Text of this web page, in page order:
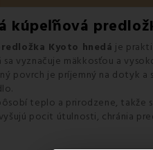
kúpeľňová
Kyoto hnedá je
sa vyznačuje mäkkosťou a
povrch je príjemný na dotyk a
teplo a prirodzene, takže
pocit útulnosti, chránia